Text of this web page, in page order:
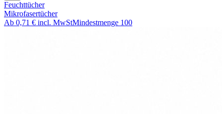
Feuchttücher
Mikrofasertücher
Ab 0,71 € incl. MwStMindestmenge 100